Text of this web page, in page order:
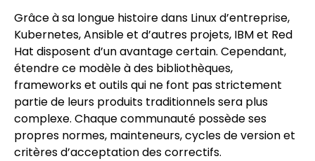
Grâce à sa longue histoire dans Linux d’entreprise,
Kubernetes, Ansible et d’autres projets, IBM et Red
Hat disposent d’un avantage certain. Cependant,
étendre ce modèle à des bibliothèques,
frameworks et outils qui ne font pas strictement
partie de leurs produits traditionnels sera plus
complexe. Chaque communauté possède ses
propres normes, mainteneurs, cycles de version et
critères d’acceptation des correctifs.